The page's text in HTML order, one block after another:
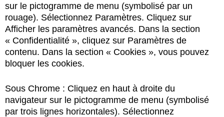
sur le pictogramme de menu (symbolisé par un
rouage). Sélectionnez Paramètres. Cliquez sur
Afficher les paramètres avancés. Dans la section
« Confidentialité », cliquez sur Paramètres de
contenu. Dans la section « Cookies », vous pouvez
bloquer les cookies.
Sous Chrome : Cliquez en haut à droite du
navigateur sur le pictogramme de menu (symbolisé
par trois lignes horizontales). Sélectionnez